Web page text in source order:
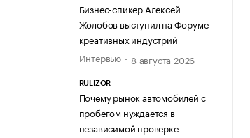
Бизнес-спикер Алексей
Жолобов выступил на Форуме
креативных индустрий
Интервью
8 августа 2026
RULIZOR
Почему рынок автомобилей с
пробегом нуждается в
независимой проверке